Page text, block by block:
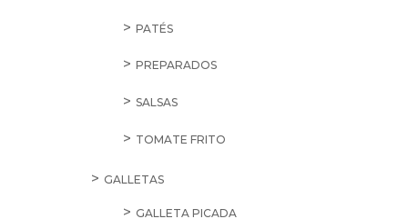
PATÉS
PREPARADOS
SALSAS
TOMATE FRITO
GALLETAS
GALLETA PICADA